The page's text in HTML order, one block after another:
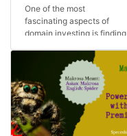
One of the most
fascinating aspects of
domain investing is finding